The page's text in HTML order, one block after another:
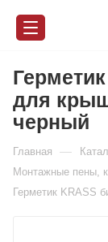
для
черный
Главная —
Монтажные пены,
Герметик KRASS